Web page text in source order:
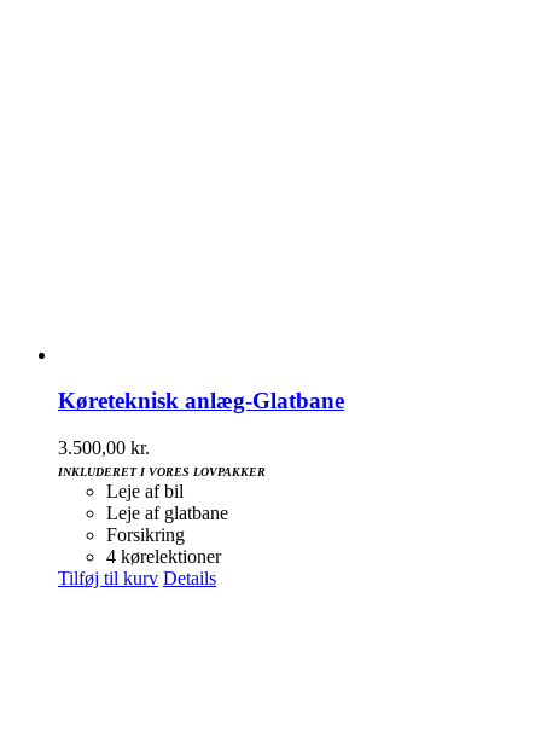
Køreteknisk anlæg-Glatbane
3.500,00 kr.
INKLUDERET I VORES LOVPAKKER
Leje af bil
Leje af glatbane
Forsikring
4 kørelektioner
Tilføj til kurv Details